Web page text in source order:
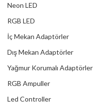
Neon LED
RGB LED
İç Mekan Adaptörler
Dış Mekan Adaptörler
Yağmur Korumalı Adaptörler
RGB Ampuller
Led Controller